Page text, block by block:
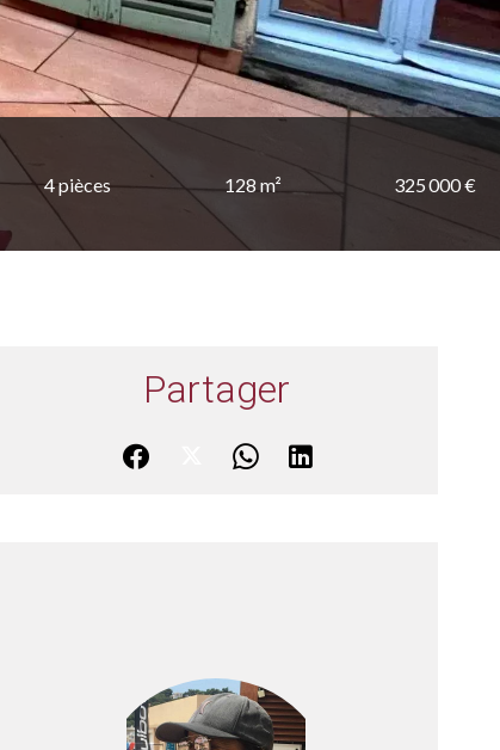
4 pièces 128 m² 325 000 €
Partager